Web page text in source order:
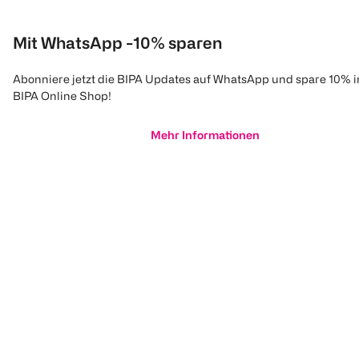
Mit WhatsApp -10% sparen
Abonniere jetzt die BIPA Updates auf WhatsApp und spare 10%
BIPA Online Shop!
Mehr Informationen